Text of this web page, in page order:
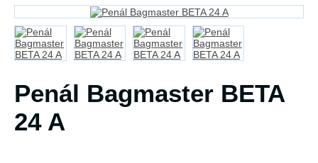
Penál Bagmaster BETA
24 A